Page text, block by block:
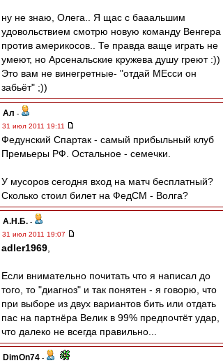
ну не знаю, Олега.. Я щас с бааальшим
удовольствием смотрю новую команду Венгера
против америкосов.. Те правда ваще играть не
умеют, но Арсенальские кружева душу греют :))
Это вам не винегретные- "отдай МЕсси он
забьёт" ;))
Ал -
31 июл 2011 19:11
Федунский Спартак - самый прибыльный клуб
Премьеры РФ. Остальное - семечки.
У мусоров сегодня вход на матч бесплатный?
Сколько стоил билет на ФедСМ - Волга?
А.Н.Б. -
31 июл 2011 19:07
adler1969
Если внимательно почитать что я написал до
того, то "диагноз" и так понятен - я говорю, что
при выборе из двух вариантов бить или отдать
пас на партнёра Велик в 99% предпочтёт удар,
что далеко не всегда правильно...
DimOn74 -